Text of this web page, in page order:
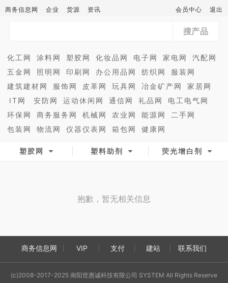
商务信息网 企业 货源 资讯 会员中心 退出
搜产品
化工网 涂料网 塑胶网 化妆品网 电子网 家电网
汽配网
五金网
照明网 印刷网 办公用品网 纺织网
服装网
建筑建材网
服饰网 皮革网 玩具网 冶金矿产网
家居网
IT网
安防网 运动休闲网 通信网 礼品网
电工电气网
环保网
商务服务网 机械网 农业网 能源网
二手网
包装网
物流网 仪器仪表网 箱包网 健康网
塑胶网 塑料助剂 荧光增白剂
抱歉，暂无相关信息
商务信息网 VIP 支付 建站 联系我们
(c)2008-2017-2025 南阳世惠诚科技有限公司 SYSTEM All Rights Reserve